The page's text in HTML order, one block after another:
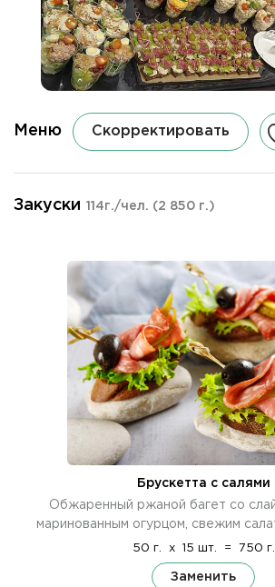
Меню Скорректировать
Закуски 114г./чел. (2 850 г.)
Брускетта с салями
Обжаренный ржаной багет со
маринованным огурцом, свежим
50 г. x 15 шт. = 750 г.
Заменить